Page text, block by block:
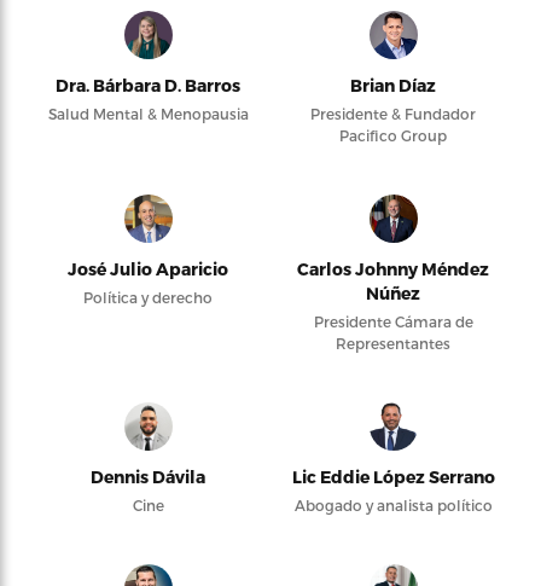
Dra. Bárbara D. Barros
Salud Mental & Menopausia
Brian Díaz
Presidente & Fundador
Pacifico Group
José Julio Aparicio
Política y derecho
Carlos Johnny Méndez
Núñez
Presidente Cámara de
Representantes
Dennis Dávila
Cine
Lic Eddie López Serrano
Abogado y analista político